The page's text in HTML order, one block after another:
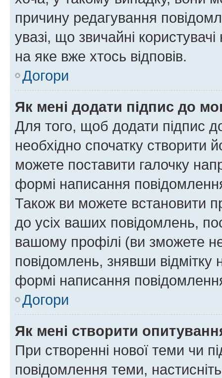
причину редагування
увазі, що звичайні
на яке вже хтось відповів.
Догори
Як мені додати підпис до
Для того, щоб додати підпис
необхідно спочатку створити
можете поставити галочку
формі написання
Також ви можете встановити
до усіх ваших повідомлень,
вашому профілі (ви зможете
повідомлень, знявши відмітку
формі написання
Догори
Як мені створити
При створенні нової теми чи
повідомлення теми,